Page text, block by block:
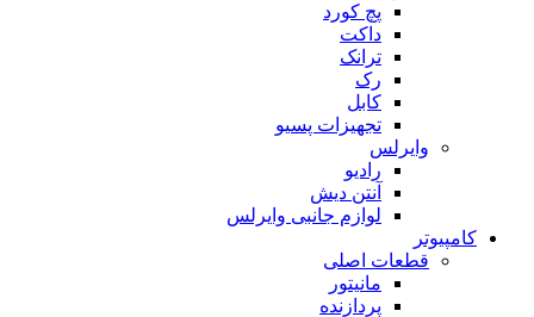
پچ کورد
داکت
ترانک
رک
کابل
تجهیزات پسیو
وایرلس
رادیو
آنتن دیش
لوازم جانبی وایرلس
کامپیوتر
قطعات اصلی
مانیتور
پردازنده